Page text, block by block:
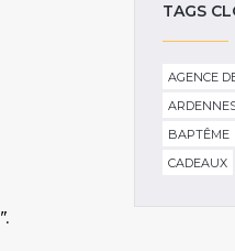
".
TAGS
AGENCE
BAPTÊME
CADEAUX